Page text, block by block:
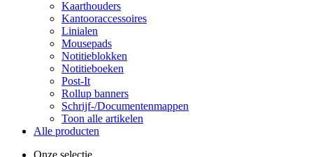
Kaarthouders
Kantooraccessoires
Linialen
Mousepads
Notitieblokken
Notitieboeken
Post-It
Rollup banners
Schrijf-/Documentenmappen
Toon alle artikelen
Alle producten
Onze selectie